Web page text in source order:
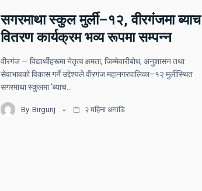
सगरमाथा स्कुल मुर्ली–१२, वीरगंजमा ब्याच
वितरण कार्यक्रम भव्य रूपमा सम्पन्न
वीरगंज — विद्यार्थीहरूमा नेतृत्व क्षमता, जिम्मेवारीबोध, अनुशासन तथा
सेवाभावको विकास गर्ने उद्देश्यले वीरगंज महानगरपालिका–१२ मुर्लीस्थित
सगरमाथा स्कुलमा ‘ब्याच…
By Birgunj २ महिना अगाडि